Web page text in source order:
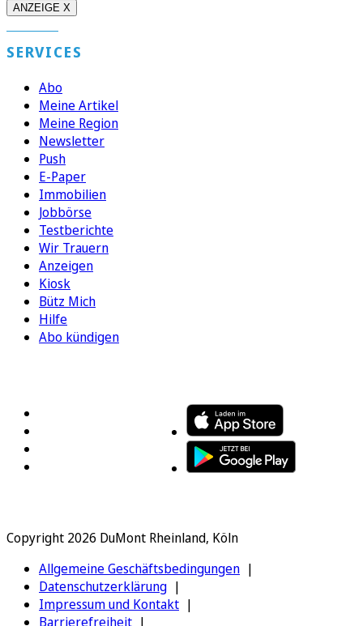
ANZEIGE X
SERVICES
Abo
Meine Artikel
Meine Region
Newsletter
Push
E-Paper
Immobilien
Jobbörse
Testberichte
Wir Trauern
Anzeigen
Kiosk
Bütz Mich
Hilfe
Abo kündigen
Copyright 2026 DuMont Rheinland, Köln
Allgemeine Geschäftsbedingungen
Datenschutzerklärung
Impressum und Kontakt
Barrierefreiheit